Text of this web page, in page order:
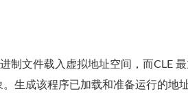
制文件载入虚拟地址空间，而CLE
生成该程序已加载和准备运行的地